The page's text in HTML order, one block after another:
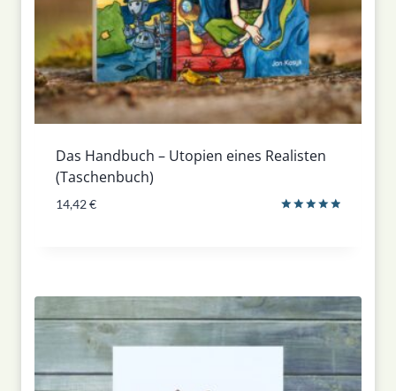
Das Handbuch – Utopien eines Realisten
(Taschenbuch)
14,42€